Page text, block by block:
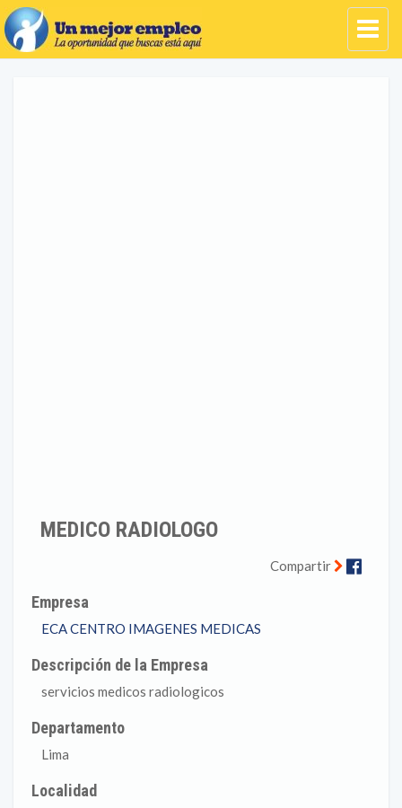
MEDICO RADIOLOGO
Compartir
Empresa
ECA CENTRO IMAGENES MEDICAS
Descripción de la Empresa
servicios medicos radiologicos
Departamento
Lima
Localidad